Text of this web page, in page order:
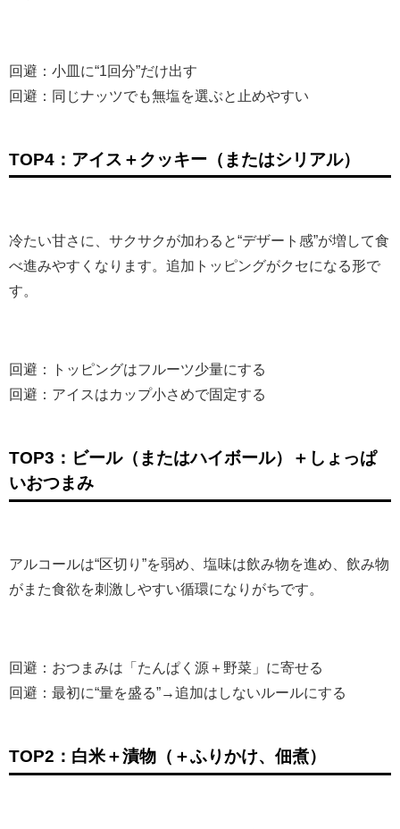
回避：小皿に“1回分”だけ出す
回避：同じナッツでも無塩を選ぶと止めやすい
TOP4：アイス＋クッキー（またはシリアル）
冷たい甘さに、サクサクが加わると“デザート感”が増して食
べ進みやすくなります。追加トッピングがクセになる形で
す。
回避：トッピングはフルーツ少量にする
回避：アイスはカップ小さめで固定する
TOP3：ビール（またはハイボール）＋しょっぱ
いおつまみ
アルコールは“区切り”を弱め、塩味は飲み物を進め、飲み物
がまた食欲を刺激しやすい循環になりがちです。
回避：おつまみは「たんぱく源＋野菜」に寄せる
回避：最初に“量を盛る”→追加はしないルールにする
TOP2：白米＋漬物（＋ふりかけ、佃煮）